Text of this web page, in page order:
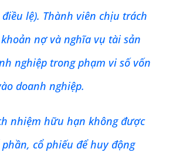
lệ). Thành viên chịu trách
nợ và nghĩa vụ tài sản
nghiệp trong phạm vi số vốn
doanh nghiệp.
nhiệm hữu hạn không được
cổ phiếu để huy động